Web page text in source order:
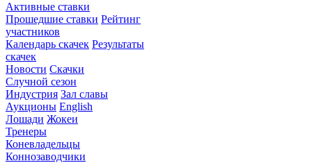
Активные ставки
Прошедшие ставки Рейтинг
участников
Календарь скачек Результаты
скачек
Новости Скачки
Случной сезон
Индустрия Зал славы
Аукционы English
Лошади Жокеи
Тренеры
Коневладельцы
Коннозаводчики